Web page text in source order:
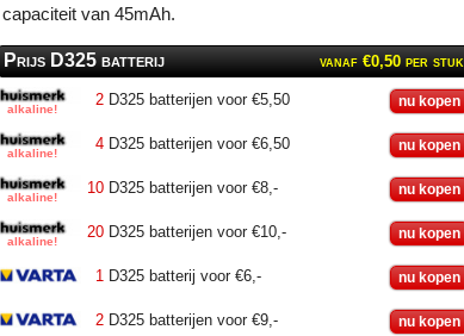
capaciteit van 45mAh.
Prijs D325 batterij vanaf €0,50 per stuk
2 D325 batterijen voor €5,50 nu kopen
4 D325 batterijen voor €6,50 nu kopen
10 D325 batterijen voor €8,- nu kopen
20 D325 batterijen voor €10,- nu kopen
1 D325 batterij voor €6,- nu kopen
2 D325 batterijen voor €9,- nu kopen